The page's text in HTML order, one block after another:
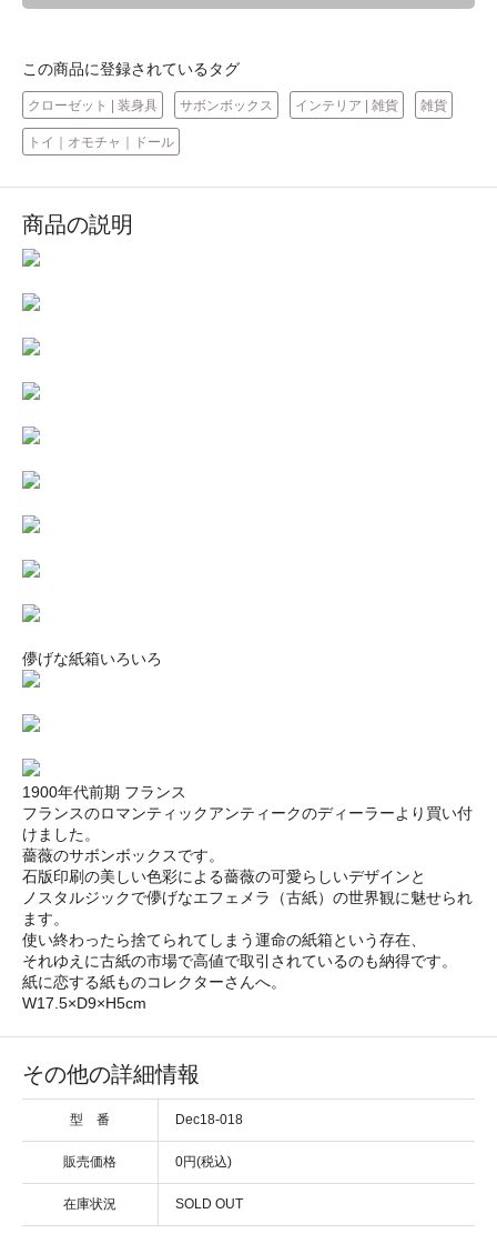
この商品に登録されているタグ
クローゼット | 装身具 サボンボックス インテリア | 雑貨 雑貨
トイ｜オモチャ｜ドール
商品の説明
儚げな紙箱いろいろ
1900年代前期 フランス
フランスのロマンティックアンティークのディーラーより買い付
けました。
薔薇のサボンボックスです。
石版印刷の美しい色彩による薔薇の可愛らしいデザインと
ノスタルジックで儚げなエフェメラ（古紙）の世界観に魅せられ
ます。
使い終わったら捨てられてしまう運命の紙箱という存在、
それゆえに古紙の市場で高値で取引されているのも納得です。
紙に恋する紙ものコレクターさんへ。
W17.5×D9×H5cm
その他の詳細情報
型 番 Dec18-018
販売価格 0円(税込)
在庫状況 SOLD OUT